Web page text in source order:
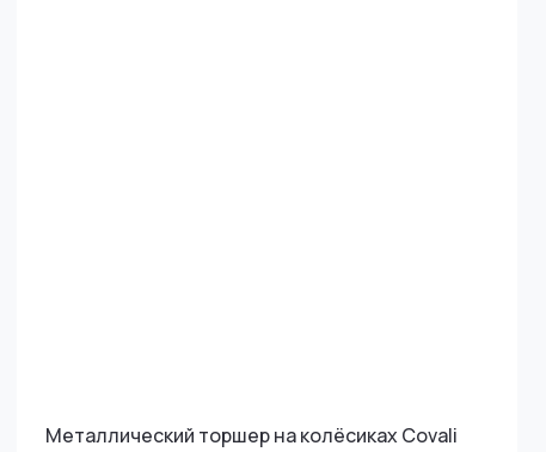
Металлический торшер на колёсиках Covali